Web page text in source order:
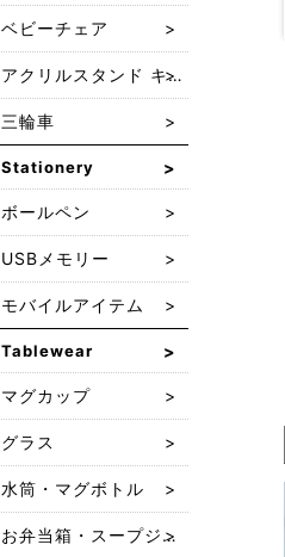
ベビーチェア
アクリルスタンド キーホルダー
三輪車
Stationery
ボールペン
USBメモリー
モバイルアイテム
Tablewear
マグカップ
グラス
水筒・マグボトル
お弁当箱・スープジャー